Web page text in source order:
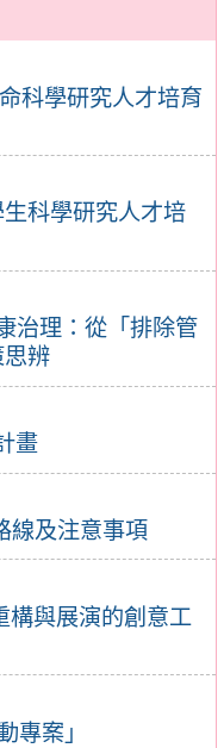
科學研究人才培育
科學研究人才培
治理：從「排除管
辨
畫
線及注意事項
構與展演的創意工
專案」